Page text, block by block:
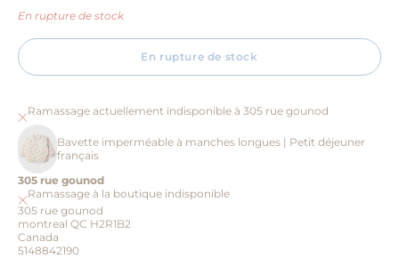
En rupture de stock
En rupture de stock
Ramassage actuellement indisponible à 305 rue gounod
Bavette imperméable à manches longues | Petit déjeuner
français
305 rue gounod
Ramassage à la boutique indisponible
305 rue gounod
montreal QC H2R1B2
Canada
5148842190